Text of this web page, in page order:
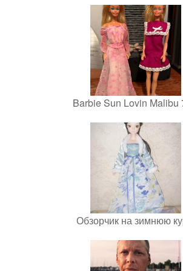
Barbie Sun Lovin Malibu
Обзорчик на зимнюю